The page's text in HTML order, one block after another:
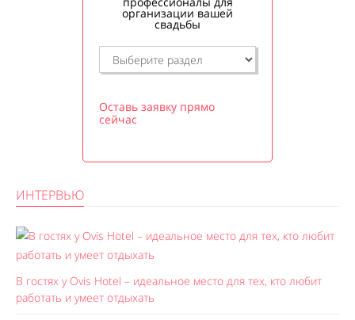
организации вашей
свадьбы
Оставь заявку прямо
сейчас
ИНТЕРВЬЮ
В гостях у Ovis Hotel – идеальное место для тех, кто любит
работать и умеет отдыхать